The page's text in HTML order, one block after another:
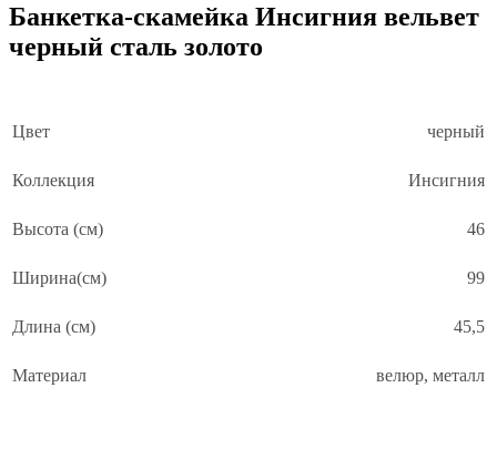
Банкетка-скамейка Инсигния вельвет
черный сталь золото
Цвет черный
Коллекция Инсигния
Высота (см) 46
Ширина(см) 99
Длина (см) 45,5
Материал велюр, металл